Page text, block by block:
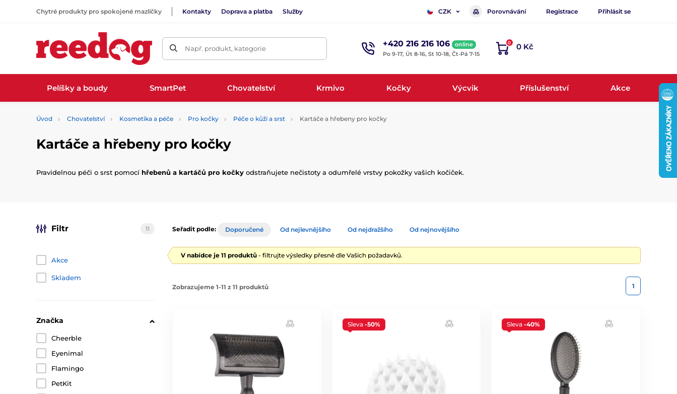
Chytré produkty pro spokojené mazlíčky Kontakty Doprava a platba Služby CZK Porovnávání Registrace Přihlásit se
Např. produkt, kategorie +420 216 216 106
online
Po 9-17, Út 8-16, St 10-18, Čt-Pá 7-15
0 0 Kč
Pelíšky a boudy SmartPet Chovatelství Krmivo Kočky Výcvik Příslušenství Akce
Úvod Chovatelství Kosmetika a péče Pro kočky Péče o kůži a srst Kartáče a hřebeny pro kočky
Kartáče a hřebeny pro kočky
Pravidelnou péči o srst pomocí hřebenů a kartáčů pro kočky odstraňujete nečistoty a odumřelé vrstvy pokožky vašich kočiček.
Filtr 11
Akce
Skladem
Značka
Cheerble
Eyenimal
Flamingo
PetKit
Seřadit podle: Doporučené Od nejlevnějšího Od nejdražšího Od nejnovějšího
V nabídce je 11 produktů - filtrujte výsledky přesně dle Vašich požadavků.
Zobrazujeme 1-11 z 11 produktů 1
Sleva -50% Sleva-40%